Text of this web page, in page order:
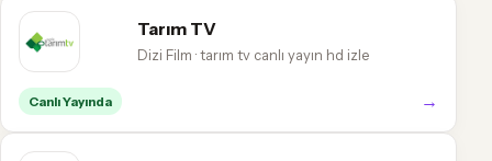
Tarım TV
Dizi Film · tarım tv canlı yayın hd izle
Canlı Yayında →